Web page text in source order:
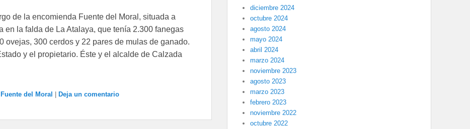
de la encomienda Fuente del Moral, situada a
en la falda de La Atalaya, que tenía 2.300 fanegas
ovejas, 300 cerdos y 22 pares de mulas de ganado.
y el propietario. Éste y el alcalde de Calzada
Fuente del Moral Deja un comentario
diciembre 2024
octubre 2024
agosto 2024
mayo 2024
abril 2024
marzo 2024
noviembre 2023
agosto 2023
marzo 2023
febrero 2023
noviembre 2022
octubre 2022